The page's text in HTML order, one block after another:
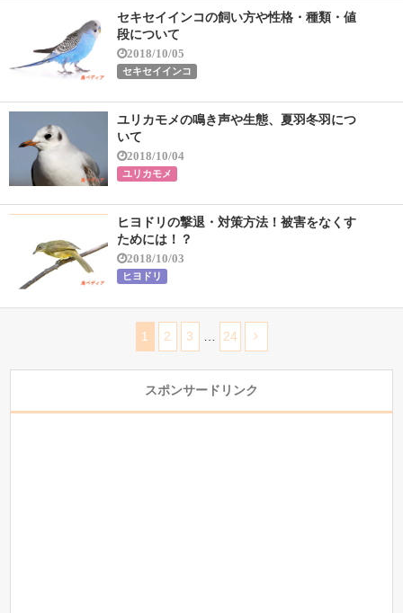
セキセイインコの飼い方や性格・種類・値
段について
2018/10/05
セキセイインコ
ユリカモメの鳴き声や生態、夏羽冬羽につ
いて
2018/10/04
ユリカモメ
ヒヨドリの撃退・対策方法！被害をなくす
ためには！？
2018/10/03
ヒヨドリ
1 2 3 24
スポンサードリンク